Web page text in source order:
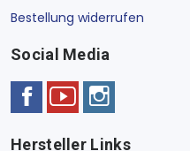
Bestellung widerrufen
Social Media
Hersteller Links